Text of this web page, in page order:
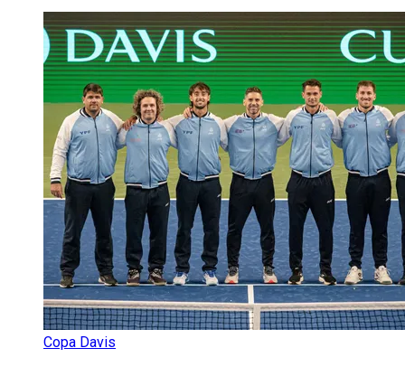
Copa Davis